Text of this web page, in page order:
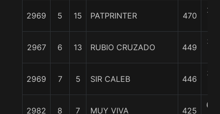
2969 5 15 PATPRINTER 470
2
2967 6 13 RUBIO CRUZADO 449
3
2969 7 5 SIR CALEB 446
3
2982 8 7 MUY VIVA 425
6